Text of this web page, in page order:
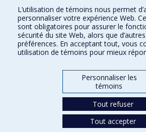
L’utilisation de témoins nous permet
personnaliser votre expérience Web.
sont obligatoires pour assurer le
sécurité du site Web, alors que
préférences. En acceptant tout, vous
utilisation de témoins pour mieux
Personnaliser les
témoins
Tout refuser
Tout accepter